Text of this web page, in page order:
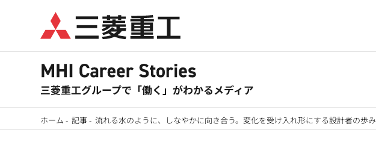
ツ
ホーム -記事-流れる水のように、しなやかに向き合う。変化を受け入れ形にする設計者の歩